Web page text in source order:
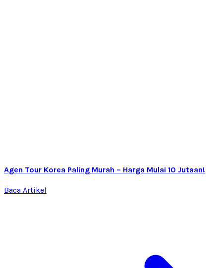
Agen Tour Korea Paling Murah – Harga Mulai 10 Jutaan!
Baca Artikel